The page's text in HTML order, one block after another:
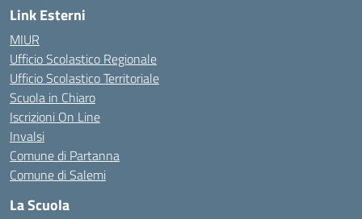
Link Esterni
MIUR
Ufficio Scolastico Regionale
Ufficio Scolastico Territoriale
Scuola in Chiaro
Iscrizioni On Line
Invalsi
Comune di Partanna
Comune di Salemi
La Scuola